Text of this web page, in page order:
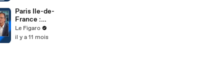
Paris Ile-de-
France :
comment
réussir son
Le Figaro
il y a 11 mois